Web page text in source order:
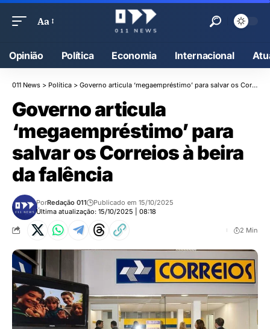
Aa
Opinião Política Economia Internacional
011 News > Política > Governo articula ‘megaempréstimo’ para salvar os Correios à beira da falência
Governo articula
‘megaempréstimo’ para
salvar os Correios à beira
da falência
Última atualização: 15/10/2025 | 08:18
PorRedação 011 Publicado em 15/10/2025
2 Min